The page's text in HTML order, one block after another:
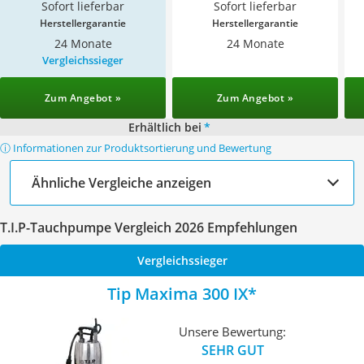
Sofort lieferbar Sofort lieferbar
Herstellergarantie
24 Monate
Herstellergarantie
24 Monate
Vergleichssieger
Zum Angebot » Zum Angebot »
Erhältlich bei *
ⓘ Informationen zur Produktsortierung und Bewertung
Ähnliche Vergleiche anzeigen
T.I.P-Tauchpumpe Vergleich 2026 Empfehlungen
Vergleichssieger
Tip Maxima 300 IX
Unsere Bewertung:
SEHR GUT